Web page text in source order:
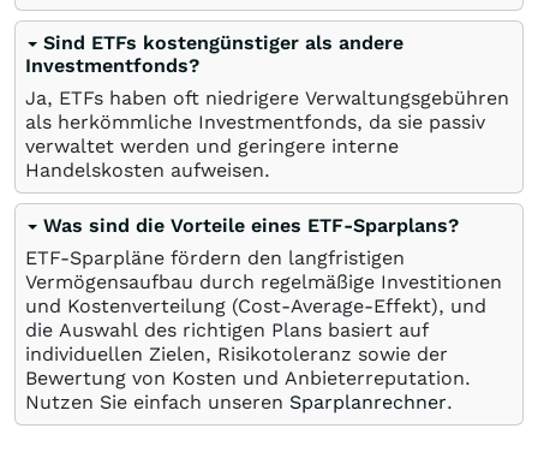
Sind ETFs kostengünstiger als andere
Investmentfonds?
Ja, ETFs haben oft niedrigere Verwaltungsgebühren
als herkömmliche Investmentfonds, da sie passiv
verwaltet werden und geringere interne
Handelskosten aufweisen.
Was sind die Vorteile eines ETF-Sparplans?
ETF-Sparpläne fördern den langfristigen
Vermögensaufbau durch regelmäßige Investitionen
und Kostenverteilung (Cost-Average-Effekt), und
die Auswahl des richtigen Plans basiert auf
individuellen Zielen, Risikotoleranz sowie der
Bewertung von Kosten und Anbieterreputation.
Nutzen Sie einfach unseren Sparplanrechner.